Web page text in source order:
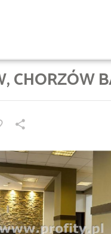
CHORZÓW